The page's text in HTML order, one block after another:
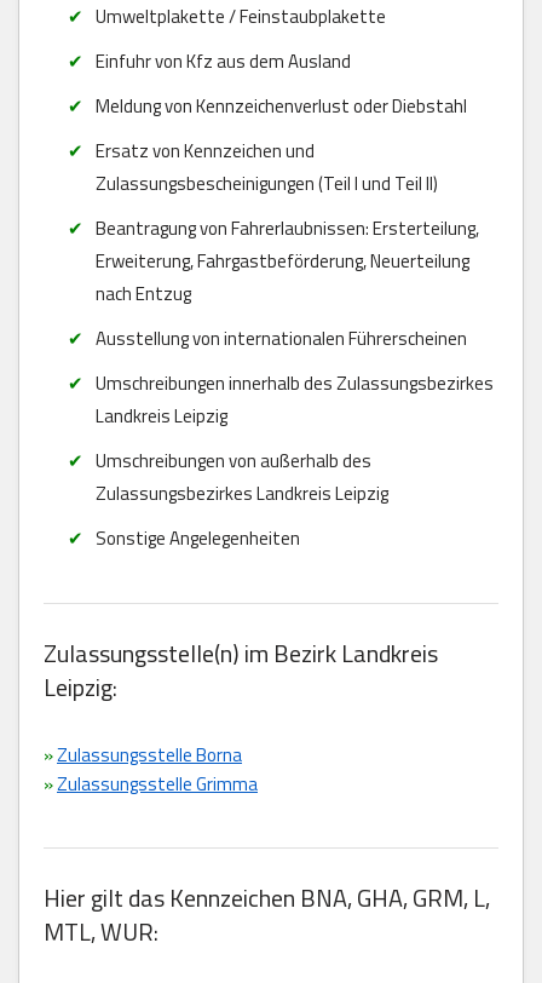
Umweltplakette / Feinstaubplakette
Einfuhr von Kfz aus dem Ausland
Meldung von Kennzeichenverlust oder Diebstahl
Ersatz von Kennzeichen und
Zulassungsbescheinigungen (Teil I und Teil II)
Beantragung von Fahrerlaubnissen: Ersterteilung,
Erweiterung, Fahrgastbeförderung, Neuerteilung
nach Entzug
Ausstellung von internationalen Führerscheinen
Umschreibungen innerhalb des Zulassungsbezirkes
Landkreis Leipzig
Umschreibungen von außerhalb des
Zulassungsbezirkes Landkreis Leipzig
Sonstige Angelegenheiten
Zulassungsstelle(n) im Bezirk Landkreis
Leipzig:
»Zulassungsstelle Borna
»Zulassungsstelle Grimma
Hier gilt das Kennzeichen BNA, GHA, GRM, L,
MTL, WUR: